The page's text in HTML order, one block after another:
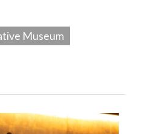
Museum